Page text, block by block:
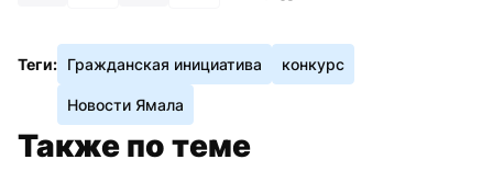
Теги: Гражданская инициатива конкурс
Новости Ямала
Также по теме